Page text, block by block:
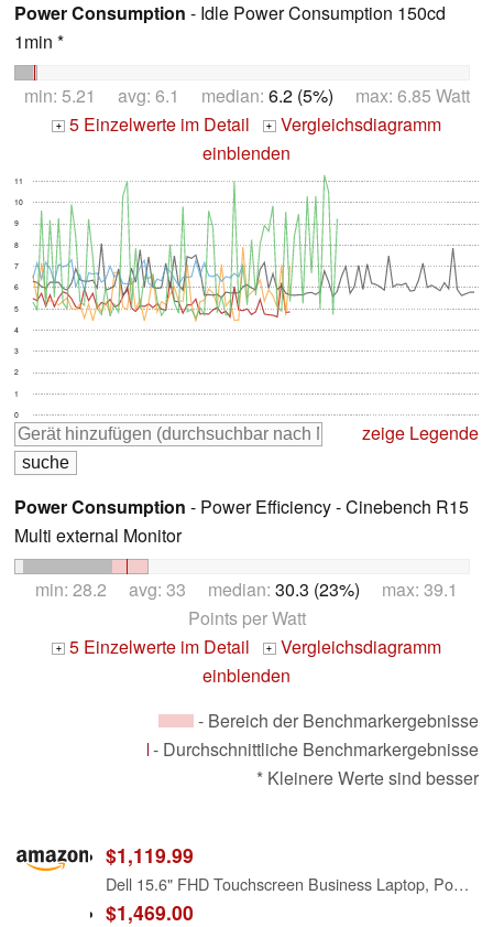
Power Consumption - Idle Power Consumption 150cd
1min *
min: 5.21 avg: 6.1 median: 6.2 (5%) max: 6.85 Watt
+ 5 Einzelwerte im Detail + Vergleichsdiagramm
einblenden
0
1
2
3
4
5
6
7
8
9
10
11
zeige Legende
Power Consumption - Power Efficiency - Cinebench R15
Multi external Monitor
min: 28.2 avg: 33 median: 30.3 (23%) max: 39.1
Points per Watt
+ 5 Einzelwerte im Detail + Vergleichsdiagramm
einblenden
- Bereich der Benchmarkergebnisse
- Durchschnittliche Benchmarkergebnisse
* Kleinere Werte sind besser
$1,119.99
Dell 15.6" FHD Touchscreen Business Laptop, Powerful Intel 12-core Ultra 7 255U (Up to 5.2 GHz), 32GB DDR5 RAM, 1TB SSD, Backlit Keyboard, Windows 11 Pro with Office 365 for Web, Work and Study
$1,469.00